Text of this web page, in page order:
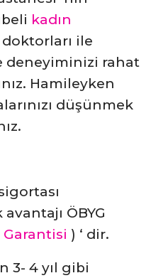
kadın
doktorları ile
deneyiminizi rahat
Hamileyken
düşünmek
ÖBYG
) ‘ dir.
3- 4 yıl gibi